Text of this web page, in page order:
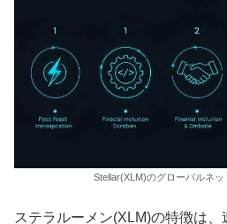
Stellar(XLM)のグローバルネ
ステラルーメン(XLM)の特徴は